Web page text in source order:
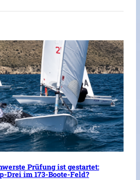
Prüfung ist gestartet:
Drei im 173-Boote-Feld?